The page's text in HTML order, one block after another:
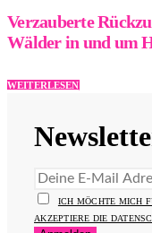
Verzauberte
Wälder in und um
WEITERLESEN
ICH MÖCHTE MICH
AKZEPTIERE DIE